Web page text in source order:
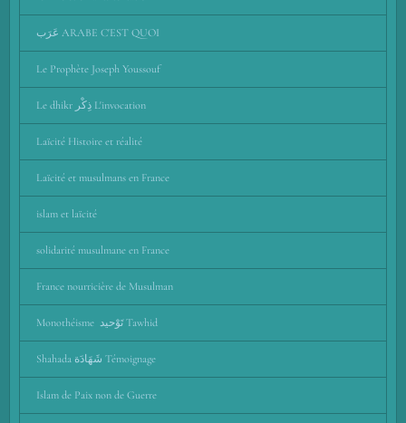
عَرَب ARABE C'EST QUOI
Le Prophète Joseph Youssouf
Le dhikr ذِكْر L'invocation
Laïcité Histoire et réalité
Laïcité et musulmans en France
islam et laïcité
solidarité musulmane en France
France nourricière de Musulman
Monothéisme تَوْحيد Tawhid
Shahada شَهَادَة Témoignage
Islam de Paix non de Guerre